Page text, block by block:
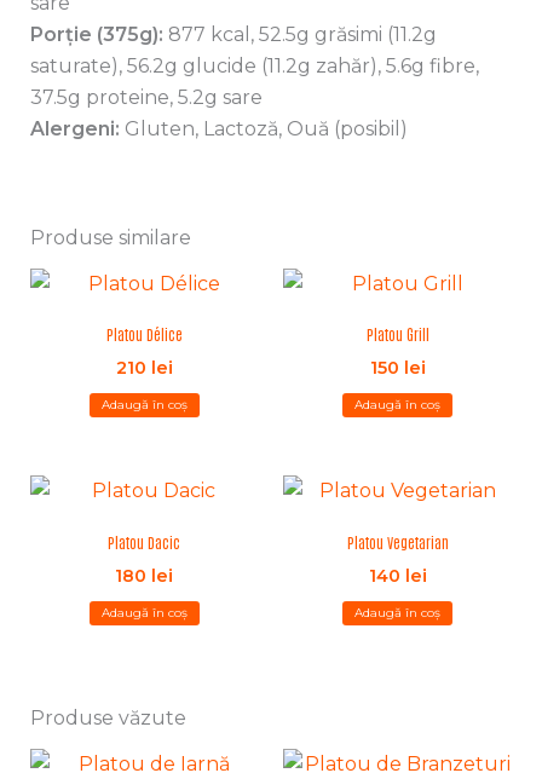
Porție (375g): 877 kcal, 52.5g grăsimi (11.2g
saturate), 56.2g glucide (11.2g zahăr), 5.6g fibre,
37.5g proteine, 5.2g sare
Alergeni: Gluten, Lactoză, Ouă (posibil)
Produse similare
Platou Délice
210 lei
Adaugă în coș
Platou Grill
150 lei
Adaugă în coș
Platou Dacic
180 lei
Adaugă în coș
Platou Vegetarian
140 lei
Adaugă în coș
Produse văzute